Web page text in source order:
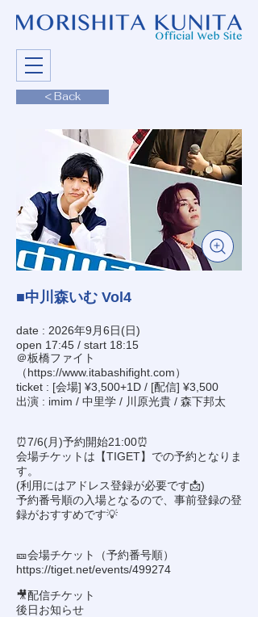
< Back
■中川森いむ Vol4
date : 2026年9月6日(日)
open 17:45 / start 18:15
＠板橋ファイト
（https://www.itabashifight.com）
ticket : [会場] ¥3,500+1D / [配信] ¥3,500
出演 : imim / 中里学 / 川原光貴 / 森下邦太
⏰️7/6(月)予約開始21:00⏰️
会場チケットは【TIGET】での予約となりま
す。
(利用にはアドレス登録が必要です📩)
予約番号順の入場となるので、事前登録の登
録がおすすめです💡
🎫会場チケット（予約番号順）
https://tiget.net/events/499274
🎥配信チケット
後日お知らせ